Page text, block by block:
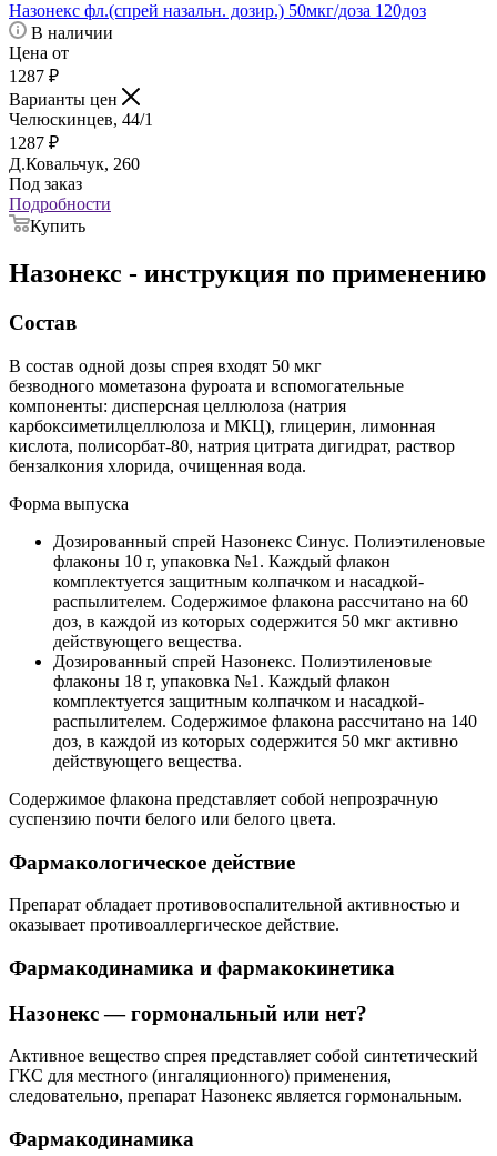
Назонекс фл.(спрей назальн. дозир.) 50мкг/доза 120доз
В наличии
Цена от
1287 ₽
Варианты цен
Челюскинцев, 44/1
1287 ₽
Д.Ковальчук, 260
Под заказ
Подробности
Купить
Назонекс - инструкция по применению
Состав
В состав одной дозы спрея входят 50 мкг
безводного мометазона фуроата и вспомогательные
компоненты: дисперсная целлюлоза (натрия
карбоксиметилцеллюлоза и МКЦ), глицерин, лимонная
кислота, полисорбат-80, натрия цитрата дигидрат, раствор
бензалкония хлорида, очищенная вода.
Форма выпуска
Дозированный спрей Назонекс Синус. Полиэтиленовые
флаконы 10 г, упаковка №1. Каждый флакон
комплектуется защитным колпачком и насадкой-
распылителем. Содержимое флакона рассчитано на 60
доз, в каждой из которых содержится 50 мкг активно
действующего вещества.
Дозированный спрей Назонекс. Полиэтиленовые
флаконы 18 г, упаковка №1. Каждый флакон
комплектуется защитным колпачком и насадкой-
распылителем. Содержимое флакона рассчитано на 140
доз, в каждой из которых содержится 50 мкг активно
действующего вещества.
Содержимое флакона представляет собой непрозрачную
суспензию почти белого или белого цвета.
Фармакологическое действие
Препарат обладает противовоспалительной активностью и
оказывает противоаллергическое действие.
Фармакодинамика и фармакокинетика
Назонекс — гормональный или нет?
Активное вещество спрея представляет собой синтетический
ГКС для местного (ингаляционного) применения,
следовательно, препарат Назонекс является гормональным.
Фармакодинамика